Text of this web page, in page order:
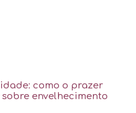
como o prazer
envelhecimento